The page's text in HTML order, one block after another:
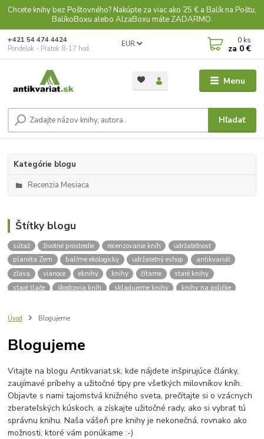
Chcete knihy bez Poštovného? Nakúpte za viac ako 25 € a Balík na Poštu,
BalíkoBoxu alebo AlzaBoxu máte ZADARMO.
Menu
EUR
Hľadať
+421 54 474 4424
Pondelok - Piatok 8-17 hod.
0 ks
za 0 €
Kategórie blogu
Recenzia Mesiaca
Štítky blogu
súťaž životné prostredie recenzovanie kníh
udržateľnosť
planéta Zem
balíme ekologicky udržateľný eshop
antikvariát
zľava
vianoce eknihy knihy čítame
staré knihy
staré tlače
škodcovia kníh skladujeme knihy
knihy na poličke
kvalitný život
deti
sóda bikarbona
mraznička
platobná brána
platba kartou
lokálna komunita
výročie antikvariátu
o nás
Antikvariát v Bardejove
Bardejovský antikvariát
knihy zadarmo zadarmo
Úvod Blogujeme
Blogujeme
Vitajte na blogu Antikvariat.sk, kde nájdete inšpirujúce články,
zaujímavé príbehy a užitočné tipy pre všetkých milovníkov kníh.
Objavte s nami tajomstvá knižného sveta, prečítajte si o vzácnych
zberateľských kúskoch, a získajte užitočné rady, ako si vybrať tú
správnu knihu. Naša vášeň pre knihy je nekonečná, rovnako ako
možnosti, ktoré vám ponúkame :-)